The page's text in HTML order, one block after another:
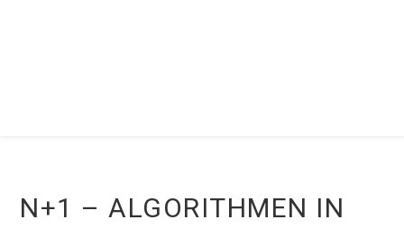
N+1 – ALGORITHMEN IN